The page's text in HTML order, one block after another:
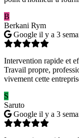
B
Berkani Rym
Google il y a 3
Intervention rapide et
Travail propre,
vivement cette
S
Saruto
Google il y a 3